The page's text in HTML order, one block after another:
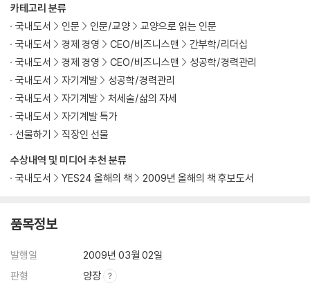
수상내역 및 미디어 추천 분류
국내도서
YES24 올해의 책 2009년 올해의 책 후보도서
카테고리 분류
국내도서
인문 인문/교양
교양으로 읽는 인문
국내도서
경제 경영 CEO/비즈니스맨
간부학/리더십
국내도서
경제 경영 CEO/비즈니스맨
성공학/경력관리
국내도서
자기계발
성공학/경력관리
국내도서
자기계발
처세술/삶의 자세
국내도서
자기계발 특가
선물하기
직장인 선물
품목정보
발행일
2009년 03월 02일
판형
양장